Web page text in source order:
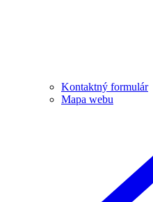
Kontaktný formulár
Mapa webu